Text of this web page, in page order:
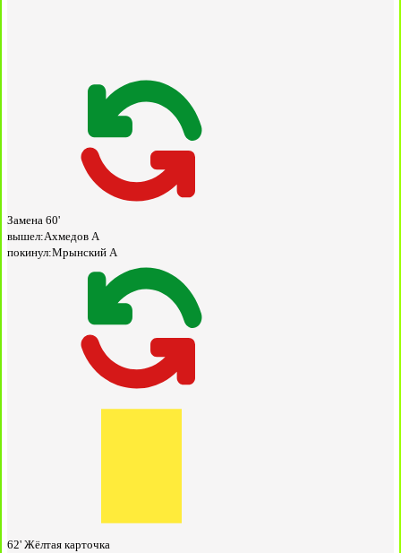
Замена 60'
вышел:Ахмедов А
покинул:Мрынский А
62' Жёлтая карточка